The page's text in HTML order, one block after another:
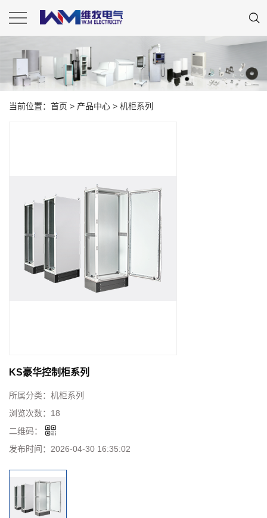
当前位置： 首页 > 产品中心 > 机柜系列
KS豪华控制柜系列
所属分类： 机柜系列
浏览次数： 18
二维码：
发布时间： 2026-04-30 16:35:02